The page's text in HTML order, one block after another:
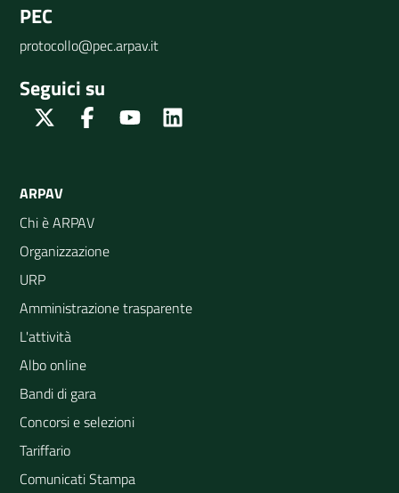
PEC
protocollo@pec.arpav.it
Seguici su
Twitter FacebookYoutube
ARPAV
Chi è ARPAV
Organizzazione
URP
Amministrazione trasparente
L'attività
Albo online
Bandi di gara
Concorsi e selezioni
Tariffario
Comunicati Stampa